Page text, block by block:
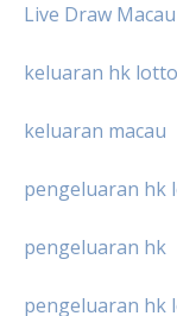
Live Draw Macau
keluaran hk
keluaran macau
pengeluaran hk
pengeluaran hk
pengeluaran hk